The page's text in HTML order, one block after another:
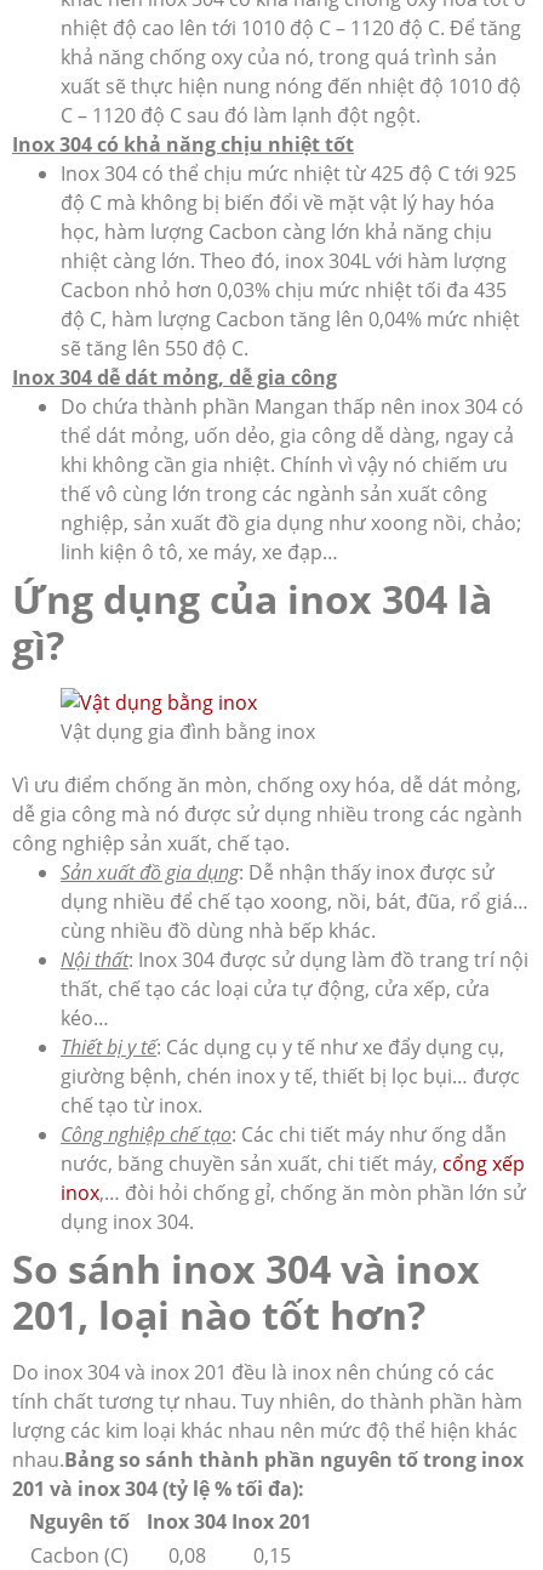
nhiệt độ cao lên tới 1010 độ C – 1120 độ C. Để tăng
khả năng chống oxy của nó, trong quá trình sản
xuất sẽ thực hiện nung nóng đến nhiệt độ 1010 độ
C – 1120 độ C sau đó làm lạnh đột ngột.
Inox 304 có khả năng chịu nhiệt tốt
Inox 304 có thể chịu mức nhiệt từ 425 độ C tới 925
độ C mà không bị biến đổi về mặt vật lý hay hóa
học, hàm lượng Cacbon càng lớn khả năng chịu
nhiệt càng lớn. Theo đó, inox 304L với hàm lượng
Cacbon nhỏ hơn 0,03% chịu mức nhiệt tối đa 435
độ C, hàm lượng Cacbon tăng lên 0,04% mức nhiệt
sẽ tăng lên 550 độ C.
Inox 304 dễ dát mỏng, dễ gia công
Do chứa thành phần Mangan thấp nên inox 304 có
thể dát mỏng, uốn dẻo, gia công dễ dàng, ngay cả
khi không cần gia nhiệt. Chính vì vậy nó chiếm ưu
thế vô cùng lớn trong các ngành sản xuất công
nghiệp, sản xuất đồ gia dụng như xoong nồi, chảo;
linh kiện ô tô, xe máy, xe đạp…
Ứng dụng của inox 304 là
gì?
Vật dụng gia đình bằng inox
Vì ưu điểm chống ăn mòn, chống oxy hóa, dễ dát mỏng,
dễ gia công mà nó được sử dụng nhiều trong các ngành
công nghiệp sản xuất, chế tạo.
Sản xuất đồ gia dụng: Dễ nhận thấy inox được sử
dụng nhiều để chế tạo xoong, nồi, bát, đũa, rổ giá…
cùng nhiều đồ dùng nhà bếp khác.
Nội thất: Inox 304 được sử dụng làm đồ trang trí nội
thất, chế tạo các loại cửa tự động, cửa xếp, cửa
kéo…
Thiết bị y tế: Các dụng cụ y tế như xe đẩy dụng cụ,
giường bệnh, chén inox y tế, thiết bị lọc bụi… được
chế tạo từ inox.
Công nghiệp chế tạo: Các chi tiết máy như ống dẫn
nước, băng chuyền sản xuất, chi tiết máy, cổng xếp
inox,… đòi hỏi chống gỉ, chống ăn mòn phần lớn sử
dụng inox 304.
So sánh inox 304 và inox
201, loại nào tốt hơn?
Do inox 304 và inox 201 đều là inox nên chúng có các
tính chất tương tự nhau. Tuy nhiên, do thành phần hàm
lượng các kim loại khác nhau nên mức độ thể hiện khác
nhau.Bảng so sánh thành phần nguyên tố trong inox
201 và inox 304 (tỷ lệ % tối đa):
Nguyên tố
Inox 304 Inox 201
Cacbon (C)
0,08 0,15